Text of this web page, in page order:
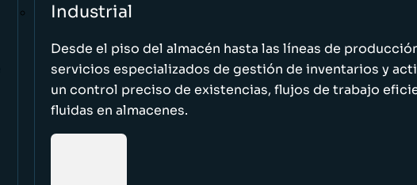
Industrial
Desde el piso del almacén hasta las líneas de
servicios especializados de gestión de inventarios y
un control preciso de existencias, flujos de trabajo
fluidas en almacenes.